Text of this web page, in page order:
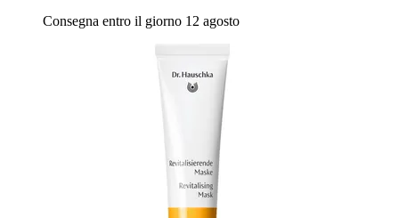
Consegna entro il giorno 12 agosto